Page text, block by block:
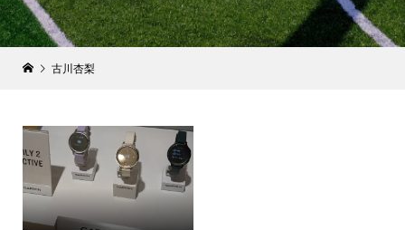
古川杏梨